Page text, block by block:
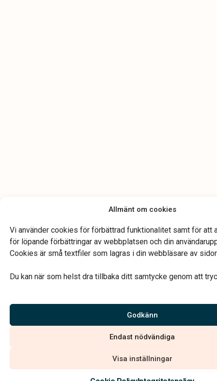
Allmänt om cookies
Vi använder cookies för förbättrad funktionalitet samt för att
för löpande förbättringar av webbplatsen och din
Cookies är små textfiler som lagras i din webbläsare av
Du kan när som helst dra tillbaka ditt samtycke genom att
Godkänn
Endast nödvändiga
Visa inställningar